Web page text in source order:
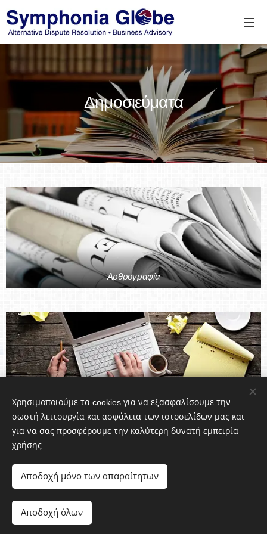
Δημοσιεύματα
Αρθρογραφία
Το Blog μας
© Symphonia Globe 2026, Διατηρούνται όλα τα πνευματικά
δικαιώματα
Cookies
Χρησιμοποιούμε τα cookies για να εξασφαλίσουμε την
σωστή λειτουργία και ασφάλεια των ιστοσελίδων μας και
για να σας προσφέρουμε την καλύτερη δυνατή εμπειρία
χρήσης.
Αποδοχή μόνο των απαραίτητων
Αποδοχή όλων